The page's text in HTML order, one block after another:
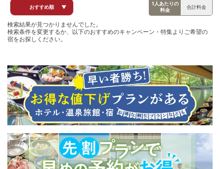
おすすめ順 ▼
1人あたりの
料金
合計料金
検索結果が見つかりませんでした。
検索条件を変更するか、以下のおすすめのキャンペーン・特集よりご希望の
宿をお探しください。